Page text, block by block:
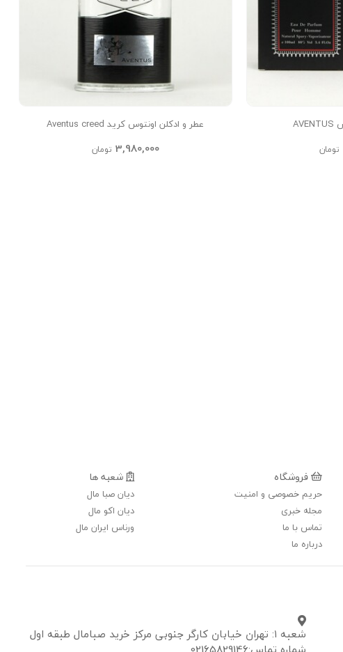
تومان
عطر و ادکلن اونتوس کرید Aventus creed
3,980,000 تومان
فروشگاه
حریم خصوصی و امنیت
مجله خبری
تماس با ما
درباره ما
شعبه ها
دیان صبا مال
دیان اکو مال
ورناس ایران مال
شعبه ۱: تهران خیابان کارگر جنوبی مرکز خرید صبامال طبقه اول